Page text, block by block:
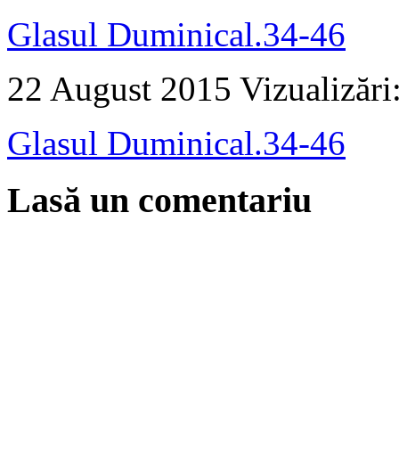
Glasul Duminical.34-46
22 August 2015
Glasul Duminical.34-46
Lasă un comentariu